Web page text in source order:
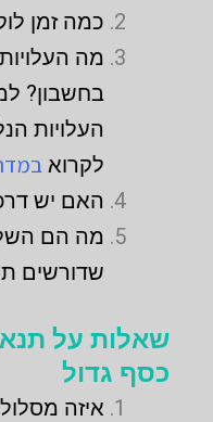
כמה זמן
מה
בחשבון?
העלויות
לקרוא
האם יש
מה הם
שדורשים
שאלות על
כסף גדול
איזה